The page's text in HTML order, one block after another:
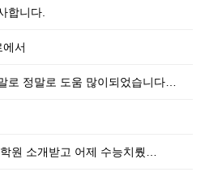
합니다.
서
로 정말로 도움 많이되었습니다…
원 소개받고 어제 수능치뤘…